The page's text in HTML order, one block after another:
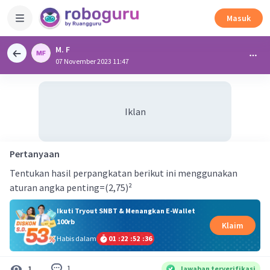
Masuk
M. F
07 November 2023 11:47
Iklan
Pertanyaan
Tentukan hasil perpangkatan berikut ini menggunakan
aturan angka penting=(2,75)²
Ikuti Tryout SNBT & Menangkan E-Wallet
100rb
Habis dalam
01 :22 :52 :36
Klaim